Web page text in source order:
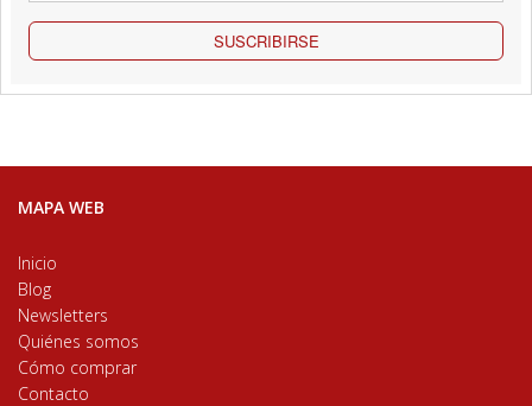
SUSCRIBIRSE
MAPA WEB
Inicio
Blog
Newsletters
Quiénes somos
Cómo comprar
Contacto